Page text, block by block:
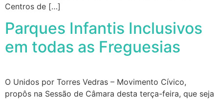
Centros de […]
Parques Infantis Inclusivos
em todas as Freguesias
O Unidos por Torres Vedras – Movimento Cívico,
propôs na Sessão de Câmara desta terça-feira, que seja